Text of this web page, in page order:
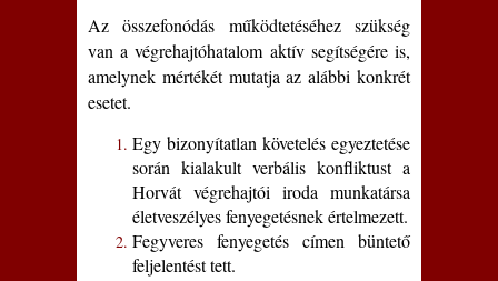
Az összefonódás működtetéséhez szükség
van a végrehajtóhatalom aktív segítségére is,
amelynek mértékét mutatja az alábbi konkrét
esetet.
Egy bizonyítatlan követelés egyeztetése
során kialakult verbális konfliktust a
Horvát végrehajtói iroda munkatársa
életveszélyes fenyegetésnek értelmezett.
Fegyveres fenyegetés címen büntető
feljelentést tett.